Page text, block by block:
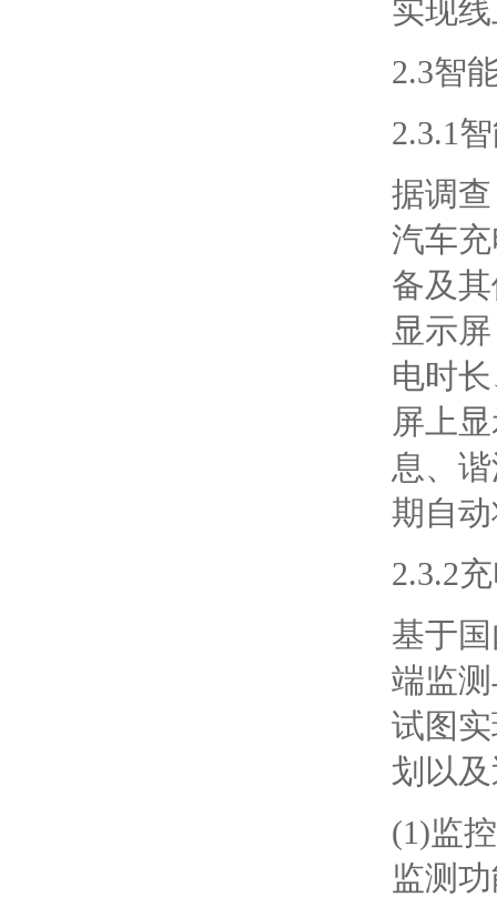
实现
2.3智
2.3.1
据调
汽车
备及
显示
电时
屏上
息、
期自
2.3.2
基于
端监
试图
划以
(1)监
监测